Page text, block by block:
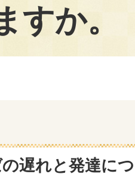
すか。
遅れと発達に